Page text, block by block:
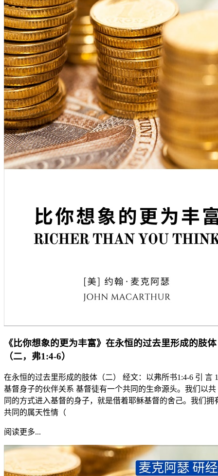
《比你想象的更为丰富》在永恒的过去里形成的肢体
（二，弗1:4-6）
在永恒的过去里形成的肢体（二） 经文：以弗所书1:4-6 引 言
基督身子的伙伴关系 基督徒有一个共同的生命源头。我们以共
同的方式进入基督的身子，就是借着耶稣基督的舍己。我们拥
共同的属天性情（
阅读更多...